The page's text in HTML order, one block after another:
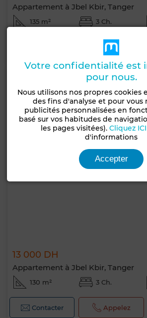
Appartement à Jbel Kbir, Tanger
135 m² 3 Ch.
Appelez
13 000 DH
Appartement à Jbel Kbir, Tanger
130 m² 3 Ch.
Contacter Appelez
Votre confidentialité est
pour nous.
Nous utilisons nos propres cookies
des fins d'analyse et pour vous
publicités personnalisées en
basé sur vos habitudes de
les pages visitées). Cliquez ICI
d'informations
Accepter